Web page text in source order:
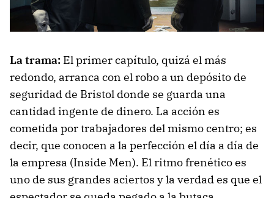
La trama: El primer capítulo, quizá el más
redondo, arranca con el robo a un depósito de
seguridad de Bristol donde se guarda una
cantidad ingente de dinero. La acción es
cometida por trabajadores del mismo centro; es
decir, que conocen a la perfección el día a día de
la empresa (Inside Men). El ritmo frenético es
uno de sus grandes aciertos y la verdad es que el